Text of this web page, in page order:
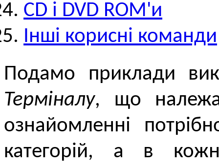
CD i DVD ROM'и
Інші корисні команди
Подамо приклади
Терміналу, що
ознайомленні
категорій, а в